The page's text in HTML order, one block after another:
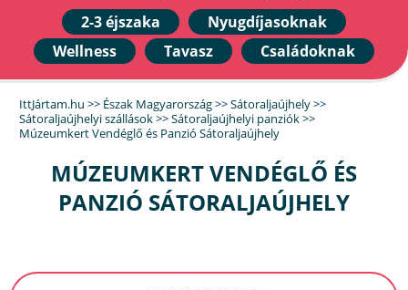
2-3 éjszaka
Nyugdíjasoknak
Wellness
Tavasz Családoknak
IttJártam.hu >> Észak Magyarország>>Sátoraljaújhely>>
Sátoraljaújhelyi szállások>>Sátoraljaújhelyi panziók>>
Múzeumkert Vendéglő és Panzió Sátoraljaújhely
MÚZEUMKERT VENDÉGLŐ ÉS
PANZIÓ SÁTORALJAÚJHELY